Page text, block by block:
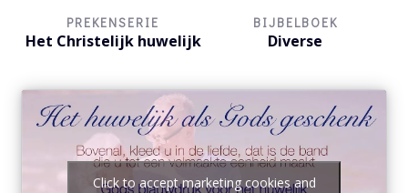
PREKENSERIE
Het Christelijk huwelijk
BIJBELBOEK
Diverse
Click to accept marketing cookies and